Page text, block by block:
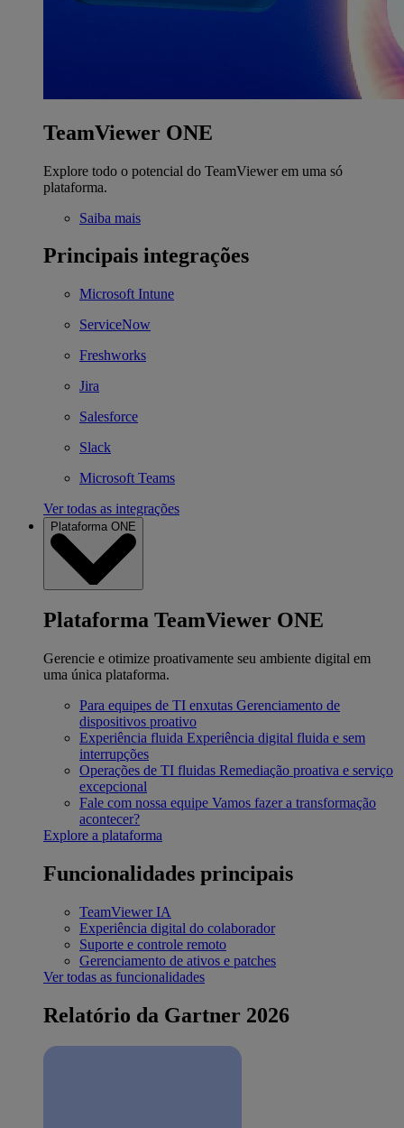
TeamViewer ONE
Explore todo o potencial do TeamViewer em uma só
plataforma.
Saiba mais
Principais integrações
Microsoft Intune
ServiceNow
Freshworks
Jira
Salesforce
Slack
Microsoft Teams
Ver todas as integrações
Plataforma ONE
Plataforma TeamViewer ONE
Gerencie e otimize proativamente seu ambiente digital em
uma única plataforma.
Para equipes de TI enxutas Gerenciamento de
dispositivos proativo
Experiência fluida Experiência digital fluida e sem
interrupções
Operações de TI fluidas Remediação proativa e serviço
excepcional
Fale com nossa equipe Vamos fazer a transformação
acontecer?
Explore a plataforma
Funcionalidades principais
TeamViewer IA
Experiência digital do colaborador
Suporte e controle remoto
Gerenciamento de ativos e patches
Ver todas as funcionalidades
Relatório da Gartner 2026